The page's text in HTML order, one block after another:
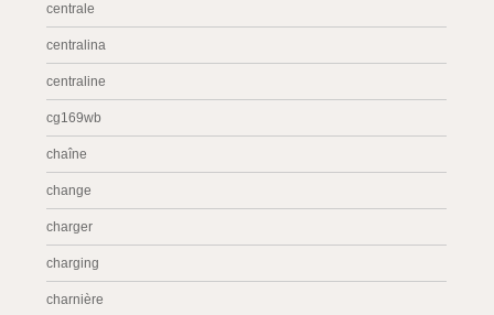
centrale
centralina
centraline
cg169wb
chaîne
change
charger
charging
charnière